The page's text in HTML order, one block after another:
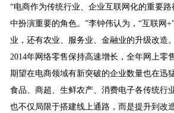
“电商作为传统行业、企业互联网化的重要路
中扮演重要的角色。”李钟伟认为，“互联网
业，还有农业、服务业、金融业的升级改造。
2014年网络零售保持高速增长，全年网上零
期望在电商领域有新突破的企业数量也在迅
食品、商超、生鲜农产、消费电子各传统行
也不仅局限于搭建线上通路，而是提升到改